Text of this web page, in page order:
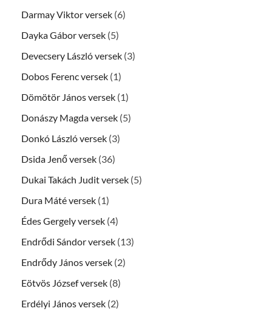
Darmay Viktor versek (6)
Dayka Gábor versek (5)
Devecsery László versek (3)
Dobos Ferenc versek (1)
Dömötör János versek (1)
Donászy Magda versek (5)
Donkó László versek (3)
Dsida Jenő versek (36)
Dukai Takách Judit versek (5)
Dura Máté versek (1)
Édes Gergely versek (4)
Endrődi Sándor versek (13)
Endrődy János versek (2)
Eötvös József versek (8)
Erdélyi János versek (2)